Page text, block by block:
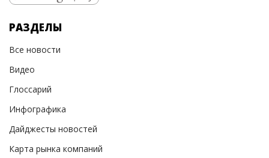
РАЗДЕЛЫ
Все новости
Видео
Глоссарий
Инфографика
Дайджесты новостей
Карта рынка компаний